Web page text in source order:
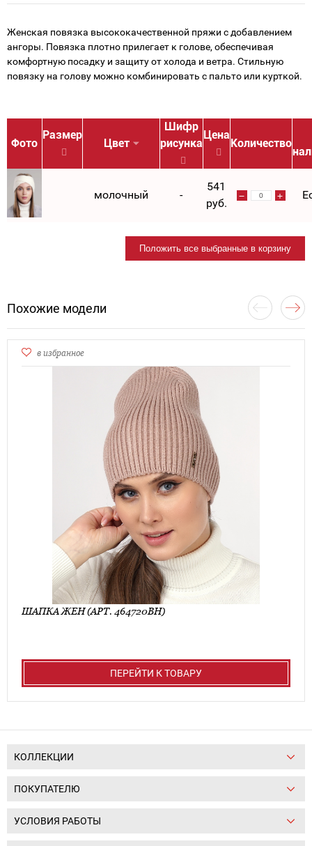
Женская повязка высококачественной пряжи с добавлением
ангоры. Повязка плотно прилегает к голове, обеспечивая
комфортную посадку и защиту от холода и ветра. Стильную
повязку на голову можно комбинировать с пальто или курткой.
Фото
Размер
Цвет
Шифр
рисунка
Цена
Количество
молочный -
541
руб.
Положить все выбранные в корзину
Похожие модели
в избранное
ШАПКА ЖЕН (АРТ. 464720ВН)
ПЕРЕЙТИ К ТОВАРУ
КОЛЛЕКЦИИ
ПОКУПАТЕЛЮ
УСЛОВИЯ РАБОТЫ